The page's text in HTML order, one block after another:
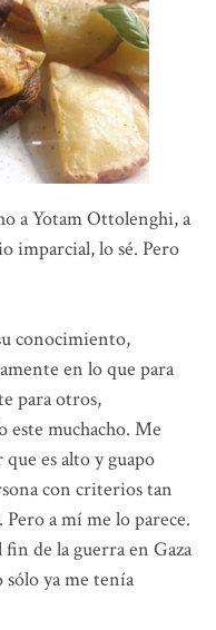
a Yotam Ottolenghi, a
imparcial, lo sé. Pero
conocimiento,
en lo que para
para otros,
muchacho. Me
es alto y guapo
con criterios tan
a mí me lo parece.
de la guerra en Gaza
sólo ya me tenía